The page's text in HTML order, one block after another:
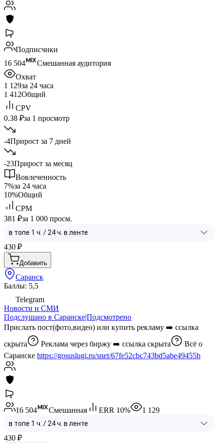
Подписчики
16 504
Смешанная аудитория
Охват
1 129за 24 часа
1 412Общий
CPV
0.38 ₽за 1 просмотр
-4Прирост за 7 дней
-23Прирост за месяц
Вовлеченность
7%за 24 часа
10%Общий
CPM
381 ₽за 1 000 просм.
430 ₽
Добавить
Саранск
Баллы: 5,5
Telegram
Новости и СМИ
Подслушано в Саранске|Подсмотрено
Прислать пост(фото,видео) или купить рекламу ➡️ ссылка
скрыта
Реклама через биржу ➡️ ссылка скрыта
Всё о
Саранске https://gosuslugi.ru/snet/67fe52cbc743bd5abe49455b
16 504 Смешанная ERR 10% 1 129
430 ₽